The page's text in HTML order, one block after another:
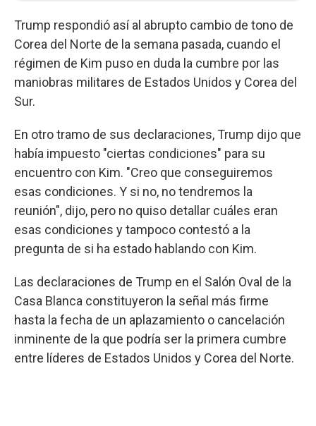
Trump respondió así al abrupto cambio de tono de
Corea del Norte de la semana pasada, cuando el
régimen de Kim puso en duda la cumbre por las
maniobras militares de Estados Unidos y Corea del
Sur.
En otro tramo de sus declaraciones, Trump dijo que
había impuesto "ciertas condiciones" para su
encuentro con Kim. "Creo que conseguiremos
esas condiciones. Y si no, no tendremos la
reunión", dijo, pero no quiso detallar cuáles eran
esas condiciones y tampoco contestó a la
pregunta de si ha estado hablando con Kim.
Las declaraciones de Trump en el Salón Oval de la
Casa Blanca constituyeron la señal más firme
hasta la fecha de un aplazamiento o cancelación
inminente de la que podría ser la primera cumbre
entre líderes de Estados Unidos y Corea del Norte.